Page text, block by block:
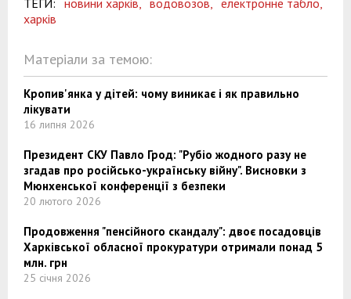
харків
Матеріали за темою:
Кропив'янка у дітей: чому виникає і як правильно
лікувати
16 липня 2026
Президент СКУ Павло Грод: "Рубіо жодного разу не
згадав про російсько-українську війну". Висновки з
Мюнхенської конференції з безпеки
20 лютого 2026
Продовження "пенсійного скандалу": двоє посадовців
Харківської обласної прокуратури отримали понад 5
млн. грн
25 січня 2026